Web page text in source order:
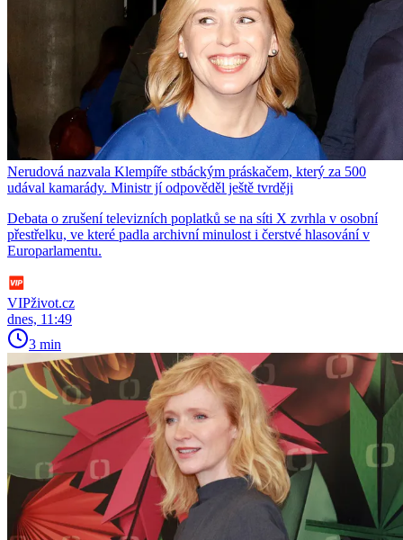
Nerudová nazvala Klempíře stbáckým práskačem, který za 500
udával kamarády. Ministr jí odpověděl ještě tvrději
Debata o zrušení televizních poplatků se na síti X zvrhla v osobní
přestřelku, ve které padla archivní minulost i čerstvé hlasování v
Europarlamentu.
VIPživot.cz
dnes, 11:49
3 min